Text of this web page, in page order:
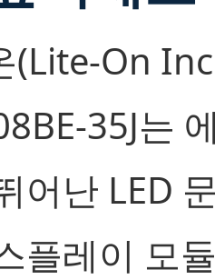
(Lite-On
35J는
어난 LED
플레이 모